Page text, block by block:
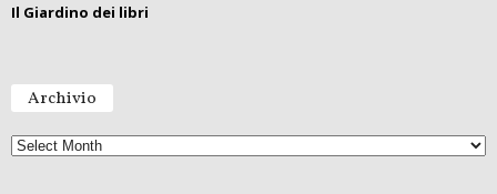
Il Giardino dei libri
Archivio